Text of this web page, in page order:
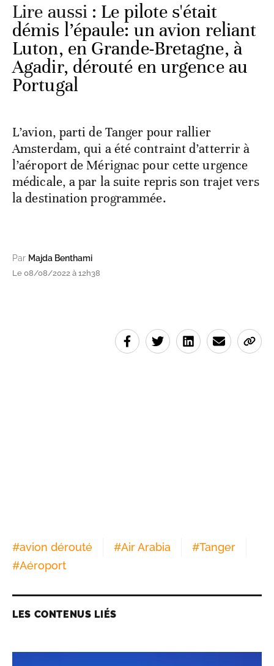
Lire aussi : Le pilote s'était
démis l’épaule: un avion reliant
Luton, en Grande-Bretagne, à
Agadir, dérouté en urgence au
Portugal
L’avion, parti de Tanger pour rallier
Amsterdam, qui a été contraint d’atterrir à
l’aéroport de Mérignac pour cette urgence
médicale, a par la suite repris son trajet vers
la destination programmée.
Par Majda Benthami
Le 08/08/2022 à 12h38
#avion dérouté #Air Arabia #Tanger
#Aéroport
LES CONTENUS LIÉS